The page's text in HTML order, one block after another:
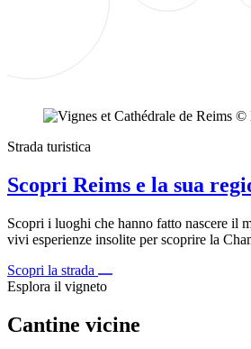
Strada turistica
Scopri Reims e la sua
Scopri i luoghi che hanno fatto nascere il
vivi esperienze insolite per scoprire la
Scopri la strada
Esplora il vigneto
Cantine vicine